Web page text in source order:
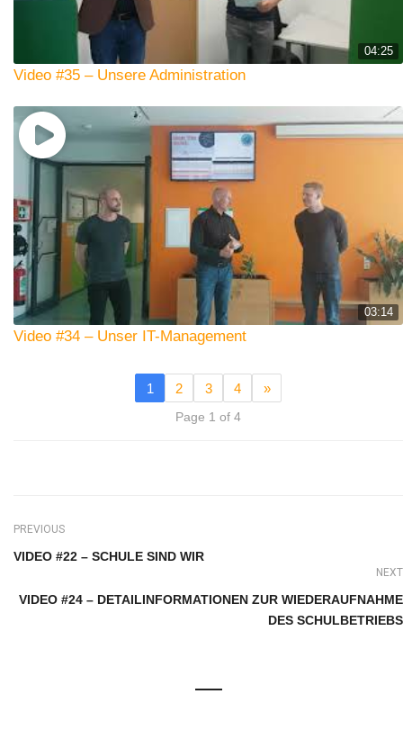
04:25
Video #35 – Unsere Administration
03:14
Video #34 – Unser IT-Management
1 2 3 4 »
Page 1 of 4
PREVIOUS
VIDEO #22 – SCHULE SIND WIR
NEXT
VIDEO #24 – DETAILINFORMATIONEN ZUR WIEDERAUFNAHME
DES SCHULBETRIEBS